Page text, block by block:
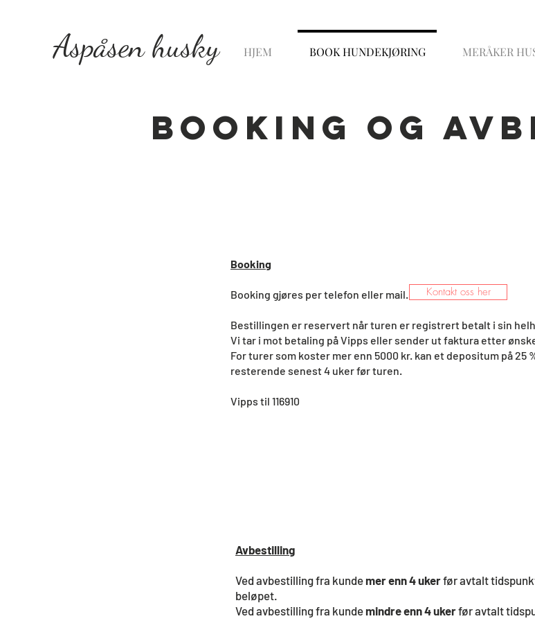
Aspåsen husky HJEM BOOK HUNDEKJØRING MERÅKER
Booking og
Booking
Booking gjøres per telefon eller mail.
Bestillingen er reservert når turen er registrert betalt i sin
Vi tar i mot betaling på Vipps eller sender ut faktura etter
For turer som koster mer enn 5000 kr. kan et depositum på 25
resterende senest 4 uker før turen.
Vipps til 116910
Kontakt oss her
Avbestilling​
Ved avbestilling fra kundemer enn 4 ukerfør avtalt
beløpet.
Ved avbestilling fra kundemindre enn 4 ukerfør avtalt